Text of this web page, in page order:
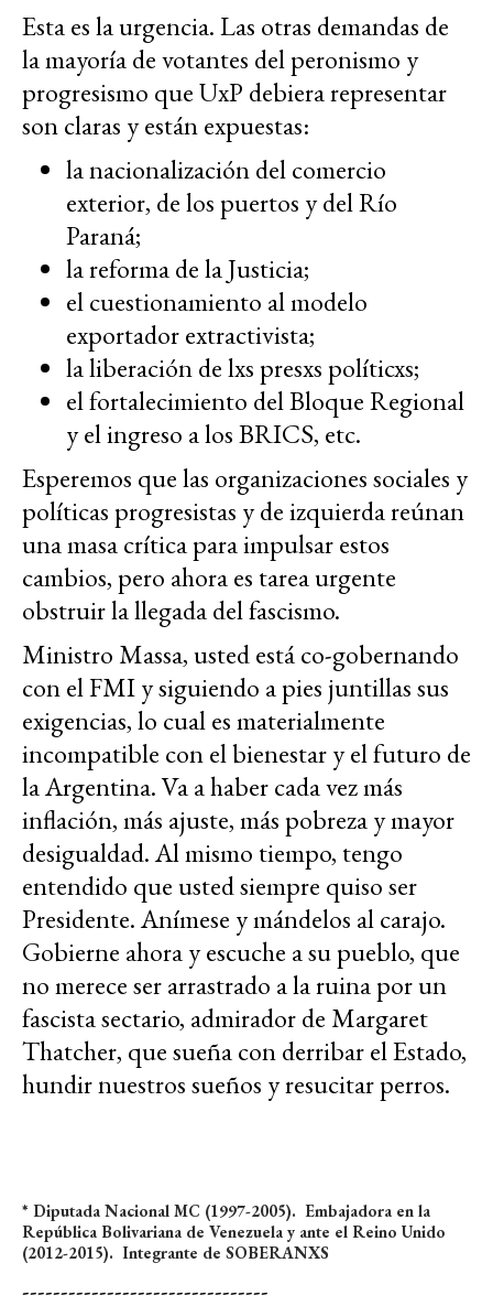
Esta es la urgencia. Las otras demandas de
la mayoría de votantes del peronismo y
progresismo que UxP debiera representar
son claras y están expuestas:
la nacionalización del comercio
exterior, de los puertos y del Río
Paraná;
la reforma de la Justicia;
el cuestionamiento al modelo
exportador extractivista;
la liberación de lxs presxs políticxs;
el fortalecimiento del Bloque Regional
y el ingreso a los BRICS, etc.
Esperemos que las organizaciones sociales y
políticas progresistas y de izquierda reúnan
una masa crítica para impulsar estos
cambios, pero ahora es tarea urgente
obstruir la llegada del fascismo.
Ministro Massa, usted está co-gobernando
con el FMI y siguiendo a pies juntillas sus
exigencias, lo cual es materialmente
incompatible con el bienestar y el futuro de
la Argentina. Va a haber cada vez más
inflación, más ajuste, más pobreza y mayor
desigualdad. Al mismo tiempo, tengo
entendido que usted siempre quiso ser
Presidente. Anímese y mándelos al carajo.
Gobierne ahora y escuche a su pueblo, que
no merece ser arrastrado a la ruina por un
fascista sectario, admirador de Margaret
Thatcher, que sueña con derribar el Estado,
hundir nuestros sueños y resucitar perros.
* Diputada Nacional MC (1997-2005). Embajadora en la
República Bolivariana de Venezuela y ante el Reino Unido
(2012-2015). Integrante de SOBERANXS
--------------------------------